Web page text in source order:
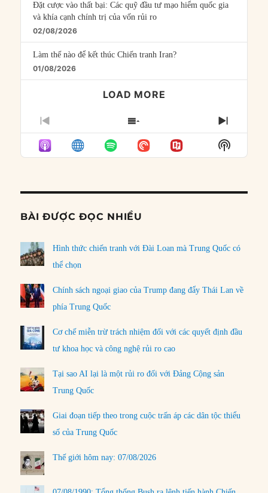
Đặt cược vào thất bại: Các quỹ đầu tư mạo hiểm quốc gia
và khía cạnh chính trị của vốn rủi ro
02/08/2026
Làm thế nào để kết thúc Chiến tranh Iran?
01/08/2026
LOAD MORE
PREVIOUS
EPISODE
SHOW
EPISODES
LIST
NEXT
Show
Podcast
BÀI ĐƯỢC ĐỌC NHIỀU
Hình thức chiến tranh với Đài Loan mà Trung Quốc có
thể chọn
Chính sách ngoại giao của Trump đang đẩy Thái Lan về
phía Trung Quốc
Cơ chế miễn trừ trách nhiệm đối với các quyết định đầu
tư khoa học và công nghệ rủi ro cao
Tại sao AI lại là một rủi ro đối với Đảng Cộng sản
Trung Quốc
Giai đoạn tiếp theo trong cuộc trấn áp các dân tộc thiểu
số của Trung Quốc
Thế giới hôm nay: 07/08/2026